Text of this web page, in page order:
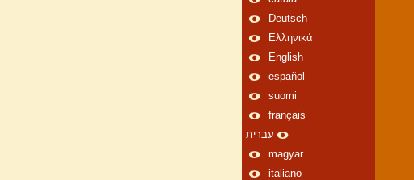
Deutsch
Ελληνικά
English
español
suomi
français
עברית
magyar
italiano